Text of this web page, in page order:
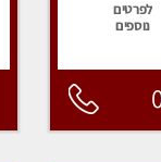
לפרטים
נוספים